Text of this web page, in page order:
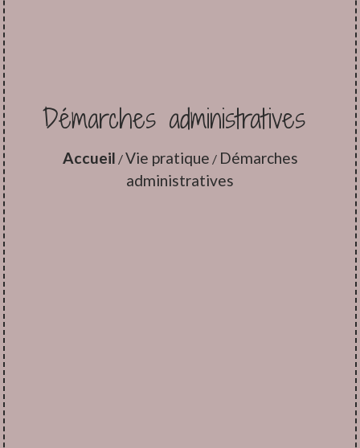
Démarches administratives
Accueil /Vie pratique / Démarches
administratives